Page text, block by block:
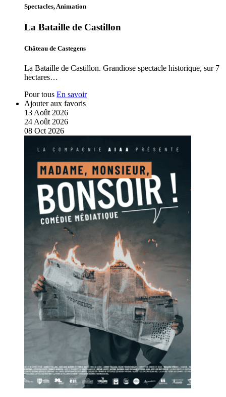
Spectacles, Animation
La Bataille de Castillon
Château de Castegens
La Bataille de Castillon. Grandiose spectacle historique, sur 7
hectares…
Pour tous En savoir
Ajouter aux favoris
13 Août 2026
24 Août 2026
08 Oct 2026